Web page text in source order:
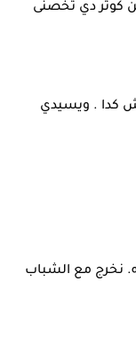
كوثر دي تخصنى
كدا . ويسيدي
نخرج مع الشباب